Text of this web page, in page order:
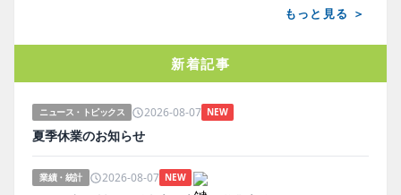
もっと見る ＞
新着記事
ニュース・トピックス 2026-08-07 NEW
夏季休業のお知らせ
業績・統計 2026-08-07 NEW